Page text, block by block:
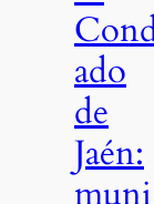
ado
de
Jaén:
muni